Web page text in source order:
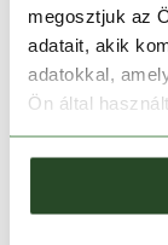
megosztjuk az
adatait, akik
adatokkal,
Ön által
TERMÉK
HASONLÓ